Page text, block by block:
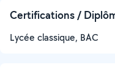
Certifications /
Lycée classique, BAC